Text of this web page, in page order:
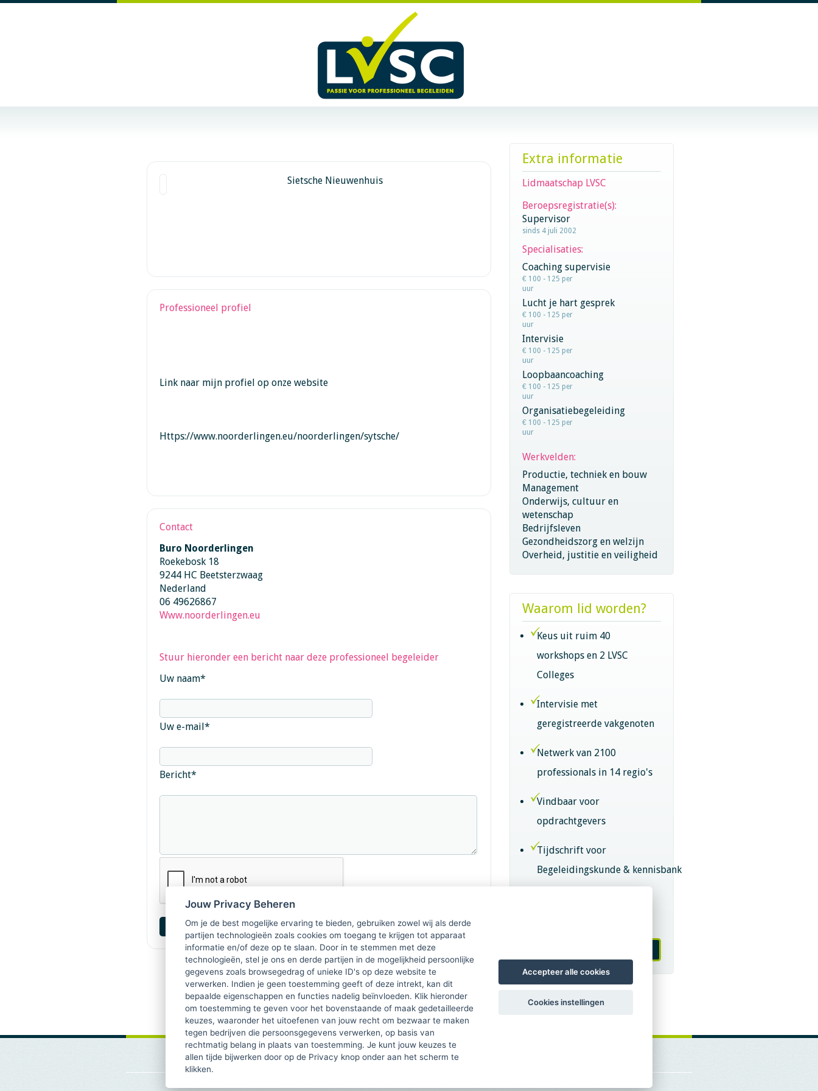
Sietsche Nieuwenhuis
Professioneel profiel
Link naar mijn profiel op onze website
Https://www.noorderlingen.eu/noorderlingen/sytsche/
Contact
Buro Noorderlingen
Roekebosk 18
9244 HC Beetsterzwaag
Nederland
06 49626867
Www.noorderlingen.eu
Stuur hieronder een bericht naar deze professioneel begeleider
Uw naam*
Uw e-mail*
Bericht*
Extra informatie
Lidmaatschap LVSC
Beroepsregistratie(s):
Supervisor
sinds 4 juli 2002
Specialisaties:
Coaching supervisie
€ 100 - 125 per
uur
Lucht je hart gesprek
€ 100 - 125 per
uur
Intervisie
€ 100 - 125 per
uur
Loopbaancoaching
€ 100 - 125 per
uur
Organisatiebegeleiding
€ 100 - 125 per
uur
Werkvelden:
Productie, techniek en bouw
Management
Onderwijs, cultuur en
wetenschap
Bedrijfsleven
Gezondheidszorg en welzijn
Overheid, justitie en veiligheid
Waarom lid worden?
Keus uit ruim 40
workshops en 2 LVSC
Colleges
Intervisie met
geregistreerde vakgenoten
Netwerk van 2100
professionals in 14 regio's
Vindbaar voor
opdrachtgevers
Tijdschrift voor
Begeleidingskunde & kennisbank
Jouw Privacy Beheren
Om je de best mogelijke ervaring te bieden, gebruiken zowel wij als derde
partijen technologieën zoals cookies om toegang te krijgen tot apparaat
informatie en/of deze op te slaan. Door in te stemmen met deze
technologieën, stel je ons en derde partijen in de mogelijkheid persoonlijke
gegevens zoals browsegedrag of unieke ID's op deze website te
verwerken. Indien je geen toestemming geeft of deze intrekt, kan dit
bepaalde eigenschappen en functies nadelig beïnvloeden. Klik hieronder
om toestemming te geven voor het bovenstaande of maak gedetailleerde
keuzes, waaronder het uitoefenen van jouw recht om bezwaar te maken
tegen bedrijven die persoonsgegevens verwerken, op basis van
rechtmatig belang in plaats van toestemming. Je kunt jouw keuzes te
allen tijde bijwerken door op de Privacy knop onder aan het scherm te
klikken.
Accepteer alle cookies
Cookies instellingen